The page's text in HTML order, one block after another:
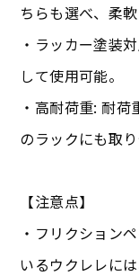
ちらも選べ、柔
・ラッカー塗装
して使用可能。
・高耐荷重: 耐
のラックにも取り
【注意点】
・フリクション
いるウクレレに